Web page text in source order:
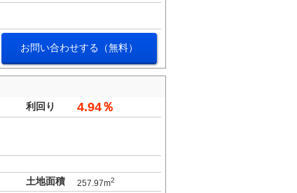
お問い合わせする（無料）
利回り 4.94％
土地面積 257.97m2